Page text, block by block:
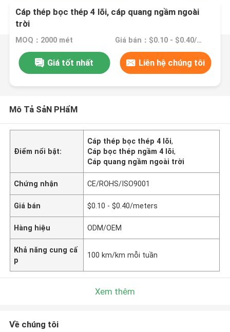
Cáp thép bọc thép 4 lõi, cáp quang ngầm ngoài
trời
MOQ：2000 mét Giá bán：$0.10 - $0.40/meters
Giá tốt nhất Liên hệ chúng tôi
Mô Tả SảN PHẩM
Điểm nổi bật:
Cáp thép bọc thép 4 lõi,
Cáp bọc thép ngầm 4 lõi,
Cáp quang ngầm ngoài trời
Chứng nhận CE/ROHS/ISO9001
Giá bán $0.10 - $0.40/meters
Hàng hiệu ODM/OEM
Khả năng cung cấ
p
100 km/km mỗi tuần
Xem thêm
Về chúng tôi